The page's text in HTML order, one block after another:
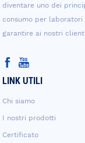
diventare uno dei
consumo per laboratori
garantire ai nostri
LINK UTILI
Chi siamo
I nostri prodotti
Certificato